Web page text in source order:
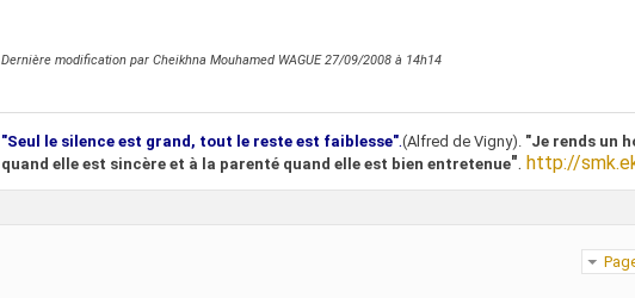
Dernière modification par Cheikhna Mouhamed WAGUE 27/09/2008 à 14h14
"Seul le silence est grand, tout le reste est faiblesse".(Alfred de Vigny). "Je rends un
quand elle est sincère et à la parenté quand elle est bien entretenue". http://